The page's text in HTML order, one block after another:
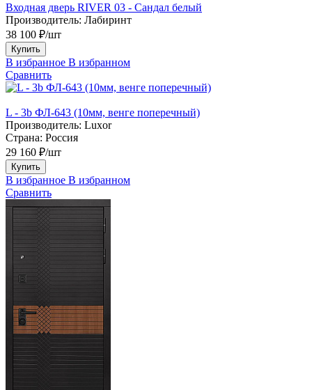
Входная дверь RIVER 03 - Сандал белый
Производитель: Лабиринт
38 100 ₽/шт
Купить
В избранное В избранном
Сравнить
L - 3b ФЛ-643 (10мм, венге поперечный)
Производитель: Luxor
Страна: Россия
29 160 ₽/шт
Купить
В избранное В избранном
Сравнить